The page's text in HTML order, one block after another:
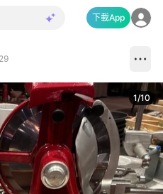
下載App
1/10